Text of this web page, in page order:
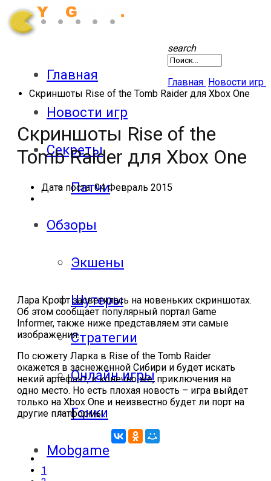
Главная
Новости игр
Секреты
Патчи
Обзоры
Экшены
Шутеры
Стратегии
Онлайн игры
Гонки
Mobgame
search
Главная Новости игр
Скриншоты Rise of the Tomb Raider для Xbox One
Скриншоты Rise of the
Tomb Raider для Xbox One
Дата поста:04 Февраль 2015
Лара Крофт засветилась на новеньких скриншотах.
Об этом сообщает популярный портал Game
Informer, также ниже представляем эти самые
изображения.
По сюжету Ларка в Rise of the Tomb Raider
окажется в заснеженной Сибири и будет искать
некий артефакт, и конечно же, приключения на
одно место. Но есть плохая новость – игра выйдет
только на Xbox One и неизвестно будет ли порт на
другие платформы.
1